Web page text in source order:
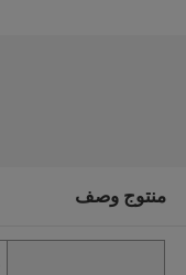
منتوج وصف